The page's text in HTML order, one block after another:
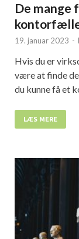
De mange
19. januar 2023 -
Hvis du er
være at finde
du kunne få et
LÆS MERE